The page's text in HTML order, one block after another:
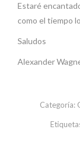
Estaré
como el tiempo
Saludos
Alexander
Categoría: